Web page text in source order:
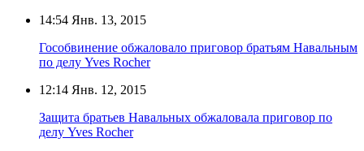
14:54 Янв. 13, 2015
Гособвинение обжаловало приговор братьям Навальным
по делу Yves Rocher
12:14 Янв. 12, 2015
Защита братьев Навальных обжаловала приговор по
делу Yves Rocher